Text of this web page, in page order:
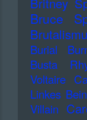
Britney
Bruce
Burial
Busta
Voltaire
Linkes Bein
Villain